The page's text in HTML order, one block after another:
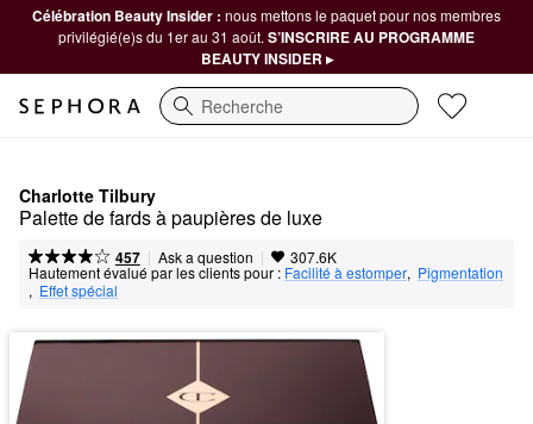
Célébration Beauty Insider : nous mettons le paquet pour nos membres
privilégié(e)s du 1er au 31 août. S’INSCRIRE AU PROGRAMME
BEAUTY INSIDER ▸
Recherche
Charlotte Tilbury
Palette de fards à paupières de luxe
457 | Ask a question | 307.6K
Hautement évalué par les clients pour : Facilité à estomper, Pigmentation
, Effet spécial